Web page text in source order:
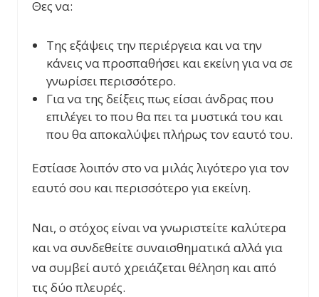
Θες να:
Της εξάψεις την περιέργεια και να την
κάνεις να προσπαθήσει και εκείνη για να σε
γνωρίσει περισσότερο.
Για να της δείξεις πως είσαι άνδρας που
επιλέγει το που θα πει τα μυστικά του και
που θα αποκαλύψει πλήρως τον εαυτό του.
Εστίασε λοιπόν στο να μιλάς λιγότερο για τον
εαυτό σου και περισσότερο για εκείνη.
Ναι, ο στόχος είναι να γνωριστείτε καλύτερα
και να συνδεθείτε συναισθηματικά αλλά για
να συμβεί αυτό χρειάζεται θέληση και από
τις δύο πλευρές.